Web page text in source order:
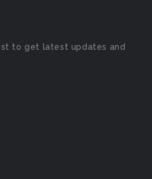
to get latest updates and